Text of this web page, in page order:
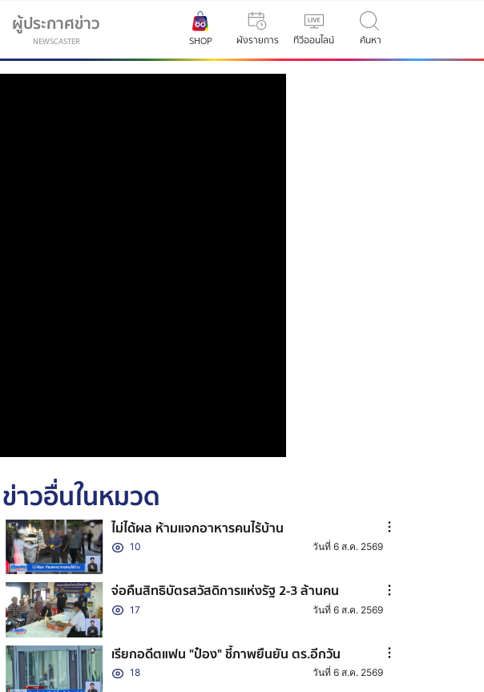
ผู้ประกาศข่าว
NEWSCASTER SHOP ผังรายการ ทีวีออนไลน์ ค้นหา
ข่าวอื่นในหมวด
ไม่ได้ผล ห้ามแจกอาหารคนไร้บ้าน
10 วันที่ 6 ส.ค. 2569
จ่อคืนสิทธิบัตรสวัสดิการแห่งรัฐ 2-3 ล้านคน
17 วันที่ 6 ส.ค. 2569
เรียกอดีตแฟน "ป๋อง" ชี้ภาพยืนยัน ตร.อีกวัน
18 วันที่ 6 ส.ค. 2569